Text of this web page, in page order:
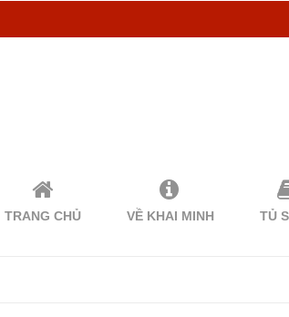
TRANG CHỦ VỀ KHAI MINH TỦ